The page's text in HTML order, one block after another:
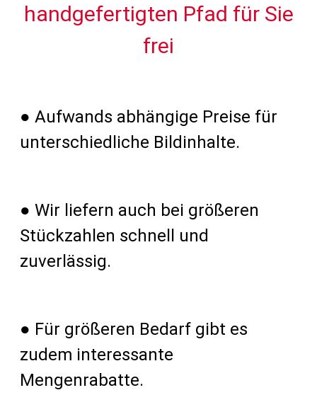
handgefertigten Pfad für Sie
frei
● Aufwands abhängige Preise für
unterschiedliche Bildinhalte.
● Wir liefern auch bei größeren
Stückzahlen schnell und
zuverlässig.
● Für größeren Bedarf gibt es
zudem interessante
Mengenrabatte.